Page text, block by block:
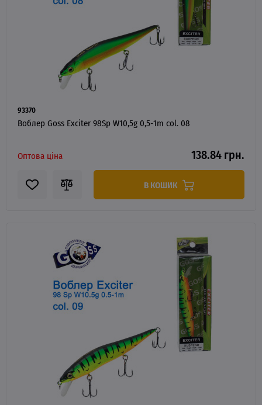
93370
Воблер Goss Exciter 98Sp W10,5g 0,5-1m col. 08
Оптова ціна 138.84 грн.
В КОШИК